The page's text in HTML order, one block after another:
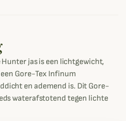
Hunter jas is een lichtgewicht,
Gore-Tex Infinum
en ademend is. Dit Gore-
waterafstotend tegen lichte